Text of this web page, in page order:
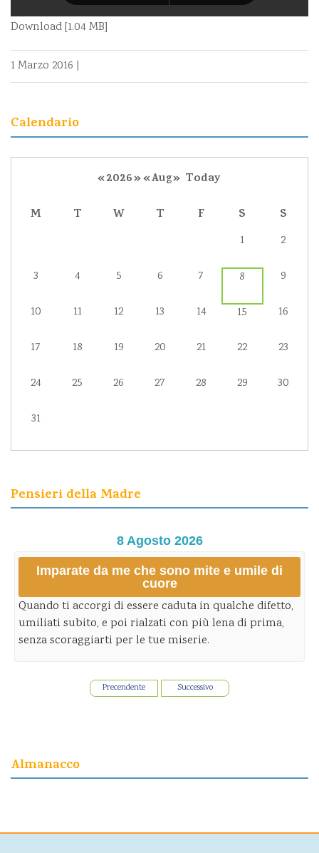
Download [1.04 MB]
1 Marzo 2016 |
Calendario
«2026»«Aug» Today
M
T W T F S S
1 2
3 4 5 6 7 8 9
10 11 12 13 14 15 16
17 18 19 20 21 22 23
24 25 26 27 28 29 30
31
Pensieri della Madre
8 Agosto 2026
Imparate da me che sono mite e umile di
cuore
Quando ti accorgi di essere caduta in qualche difetto,
umiliati subito, e poi rialzati con più lena di prima,
senza scoraggiarti per le tue miserie.
Precendente Successivo
Almanacco